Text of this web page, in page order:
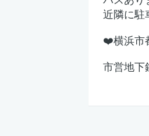
近隣に駐
❤️横浜市
市営地下